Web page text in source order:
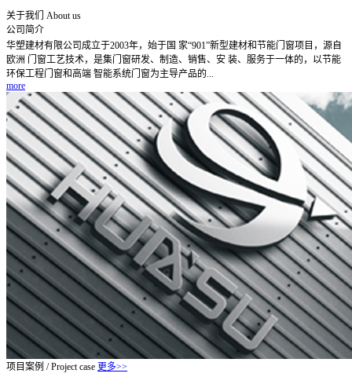
关于我们 About us
公司简介
华塑建材有限公司成立于2003年，始于国 家“901”新型建材和节能门窗项目，源自
欧洲 门窗工艺技术，是集门窗研发、制造、销售、安 装、服务于一体的，以节能
环保工程门窗和高端 智能系统门窗为主导产品的...
more
项目案例 / Project case 更多>>